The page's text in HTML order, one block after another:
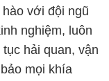
với đội ngũ
nghiệm, luôn
hải quan, vận
mọi khía